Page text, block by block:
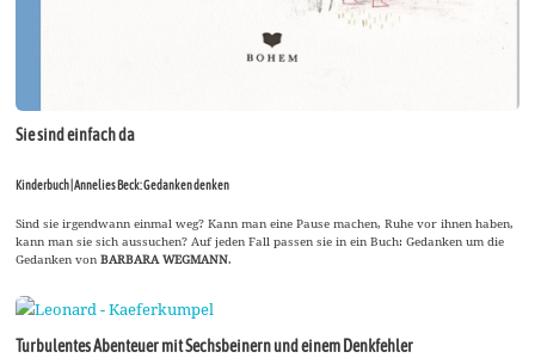
Sie sind einfach da
Kinderbuch | Annelies Beck: Gedanken denken
Sind sie irgendwann einmal weg? Kann man eine Pause machen, Ruhe vor ihnen haben,
kann man sie sich aussuchen? Auf jeden Fall passen sie in ein Buch: Gedanken um die
Gedanken vonBARBARA WEGMANN.
Turbulentes Abenteuer mit Sechsbeinern und einem Denkfehler